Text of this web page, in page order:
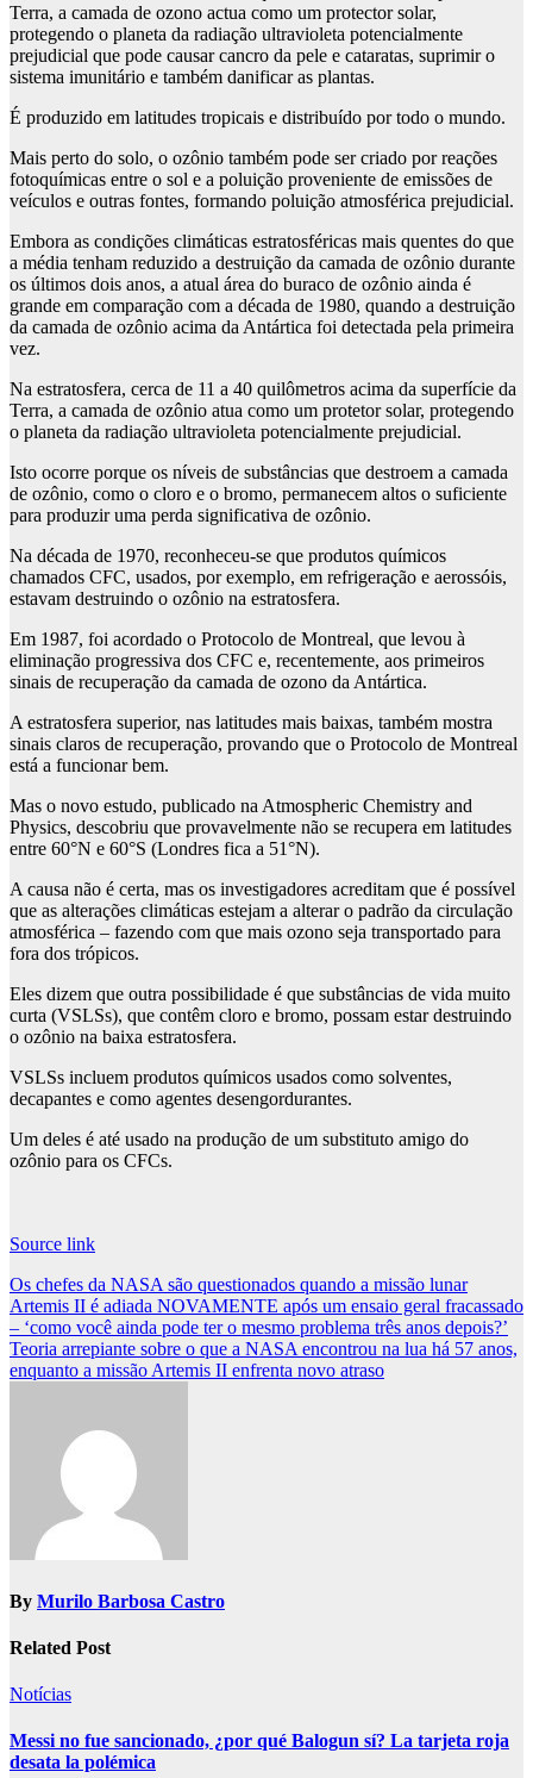
Terra, a camada de ozono actua como um protector solar,
protegendo o planeta da radiação ultravioleta potencialmente
prejudicial que pode causar cancro da pele e cataratas, suprimir o
sistema imunitário e também danificar as plantas.
É produzido em latitudes tropicais e distribuído por todo o mundo.
Mais perto do solo, o ozônio também pode ser criado por reações
fotoquímicas entre o sol e a poluição proveniente de emissões de
veículos e outras fontes, formando poluição atmosférica prejudicial.
Embora as condições climáticas estratosféricas mais quentes do que
a média tenham reduzido a destruição da camada de ozônio durante
os últimos dois anos, a atual área do buraco de ozônio ainda é
grande em comparação com a década de 1980, quando a destruição
da camada de ozônio acima da Antártica foi detectada pela primeira
vez.
Na estratosfera, cerca de 11 a 40 quilômetros acima da superfície da
Terra, a camada de ozônio atua como um protetor solar, protegendo
o planeta da radiação ultravioleta potencialmente prejudicial.
Isto ocorre porque os níveis de substâncias que destroem a camada
de ozônio, como o cloro e o bromo, permanecem altos o suficiente
para produzir uma perda significativa de ozônio.
Na década de 1970, reconheceu-se que produtos químicos
chamados CFC, usados, por exemplo, em refrigeração e aerossóis,
estavam destruindo o ozônio na estratosfera.
Em 1987, foi acordado o Protocolo de Montreal, que levou à
eliminação progressiva dos CFC e, recentemente, aos primeiros
sinais de recuperação da camada de ozono da Antártica.
A estratosfera superior, nas latitudes mais baixas, também mostra
sinais claros de recuperação, provando que o Protocolo de Montreal
está a funcionar bem.
Mas o novo estudo, publicado na Atmospheric Chemistry and
Physics, descobriu que provavelmente não se recupera em latitudes
entre 60°N e 60°S (Londres fica a 51°N).
A causa não é certa, mas os investigadores acreditam que é possível
que as alterações climáticas estejam a alterar o padrão da circulação
atmosférica – fazendo com que mais ozono seja transportado para
fora dos trópicos.
Eles dizem que outra possibilidade é que substâncias de vida muito
curta (VSLSs), que contêm cloro e bromo, possam estar destruindo
o ozônio na baixa estratosfera.
VSLSs incluem produtos químicos usados ​​como solventes,
decapantes e como agentes desengordurantes.
Um deles é até usado na produção de um substituto amigo do
ozônio para os CFCs.
Source link
Post
navigation
Os chefes da NASA são questionados quando a missão lunar
Artemis II é adiada NOVAMENTE após um ensaio geral fracassado
– ‘como você ainda pode ter o mesmo problema três anos depois?’
Teoria arrepiante sobre o que a NASA encontrou na lua há 57 anos,
enquanto a missão Artemis II enfrenta novo atraso
By Murilo Barbosa Castro
Related Post
Notícias
Messi no fue sancionado, ¿por qué Balogun sí? La tarjeta roja
desata la polémica